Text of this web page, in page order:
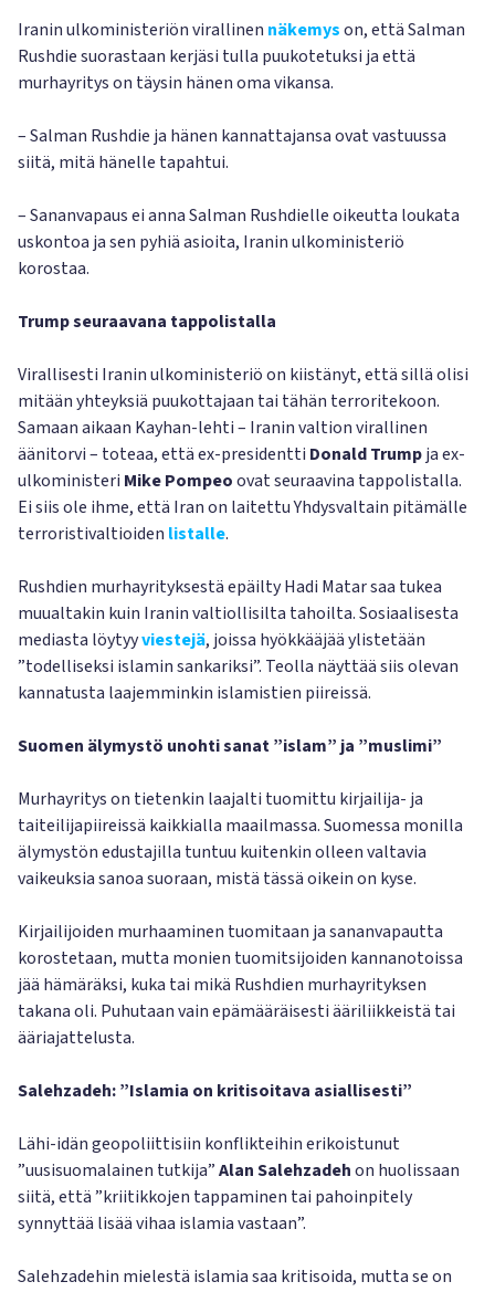
Iranin ulkoministeriön virallinen näkemyson, että Salman
Rushdie suorastaan kerjäsi tulla puukotetuksi ja että
murhayritys on täysin hänen oma vikansa.
– Salman Rushdie ja hänen kannattajansa ovat vastuussa
siitä, mitä hänelle tapahtui.
– Sananvapaus ei anna Salman Rushdielle oikeutta loukata
uskontoa ja sen pyhiä asioita, Iranin ulkoministeriö
korostaa.
Trump seuraavana tappolistalla
Virallisesti Iranin ulkoministeriö on kiistänyt, että sillä olisi
mitään yhteyksiä puukottajaan tai tähän terroritekoon.
Samaan aikaan Kayhan-lehti – Iranin valtion virallinen
äänitorvi – toteaa, että ex-presidentti Donald Trumpja ex-
ulkoministeri Mike Pompeoovat seuraavina tappolistalla.
Ei siis ole ihme, että Iran on laitettu Yhdysvaltain pitämälle
terroristivaltioiden listalle.
Rushdien murhayrityksestä epäilty Hadi Matar saa tukea
muualtakin kuin Iranin valtiollisilta tahoilta. Sosiaalisesta
mediasta löytyyviestejä, joissa hyökkääjää ylistetään
”todelliseksi islamin sankariksi”. Teolla näyttää siis olevan
kannatusta laajemminkin islamistien piireissä.
Suomen älymystö unohti sanat ”islam” ja ”muslimi”
Murhayritys on tietenkin laajalti tuomittu kirjailija- ja
taiteilijapiireissä kaikkialla maailmassa. Suomessa monilla
älymystön edustajilla tuntuu kuitenkin olleen valtavia
vaikeuksia sanoa suoraan, mistä tässä oikein on kyse.
Kirjailijoiden murhaaminen tuomitaan ja sananvapautta
korostetaan, mutta monien tuomitsijoiden kannanotoissa
jää hämäräksi, kuka tai mikä Rushdien murhayrityksen
takana oli. Puhutaan vain epämääräisesti ääriliikkeistä tai
ääriajattelusta.
Salehzadeh: ”Islamia on kritisoitava asiallisesti”
Lähi-idän geopoliittisiin konflikteihin erikoistunut
”uusisuomalainen tutkija”Alan Salehzadehon huolissaan
siitä, että ”kriitikkojen tappaminen tai pahoinpitely
synnyttää lisää vihaa islamia vastaan”.
Salehzadehin mielestä islamia saa kritisoida, mutta se on